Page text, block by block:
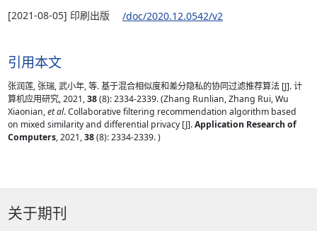
[2021-08-05] 印刷出版 /doc/2020.12.0542/v2
引用本文
张润莲, 张瑞, 武小年, 等. 基于混合相似度和差分隐私的协同过滤推荐算法 [J]. 计
算机应用研究, 2021,38(8): 2334-2339. (Zhang Runlian, Zhang Rui, Wu
Xiaonian,et al. Collaborative filtering recommendation algorithm based
on mixed similarity and differential privacy [J].Application Research of
Computers, 2021,38(8): 2334-2339. )
关于期刊